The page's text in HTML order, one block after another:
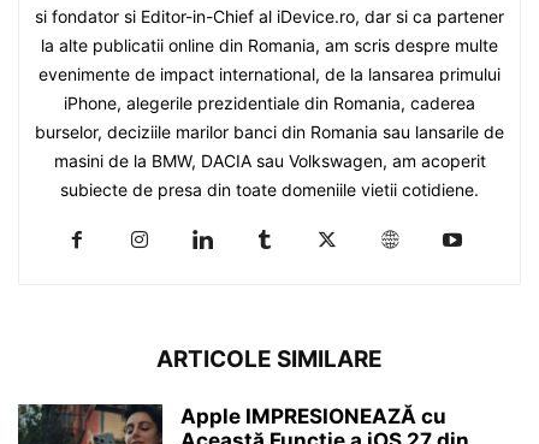
si fondator si Editor-in-Chief al iDevice.ro, dar si ca partener
la alte publicatii online din Romania, am scris despre multe
evenimente de impact international, de la lansarea primului
iPhone, alegerile prezidentiale din Romania, caderea
burselor, deciziile marilor banci din Romania sau lansarile de
masini de la BMW, DACIA sau Volkswagen, am acoperit
subiecte de presa din toate domeniile vietii cotidiene.
ARTICOLE SIMILARE
Apple IMPRESIONEAZĂ cu